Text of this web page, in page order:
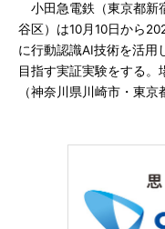
小田急電鉄（東京都新
谷区）は10月10日から
に行動認識AI技術を活用
目指す実証実験をする。
（神奈川県川崎市・東京